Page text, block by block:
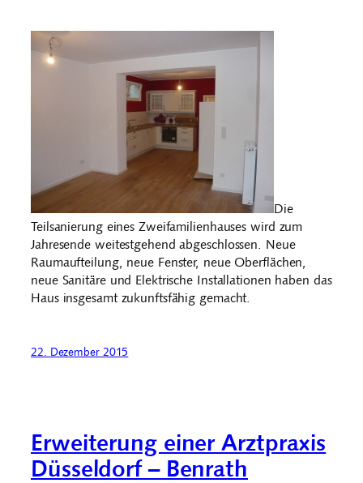
Die
Teilsanierung eines Zweifamilienhauses wird zum
Jahresende weitestgehend abgeschlossen. Neue
Raumaufteilung, neue Fenster, neue Oberflächen,
neue Sanitäre und Elektrische Installationen haben das
Haus insgesamt zukunftsfähig gemacht.
22. Dezember 2015
Erweiterung einer Arztpraxis
Düsseldorf – Benrath